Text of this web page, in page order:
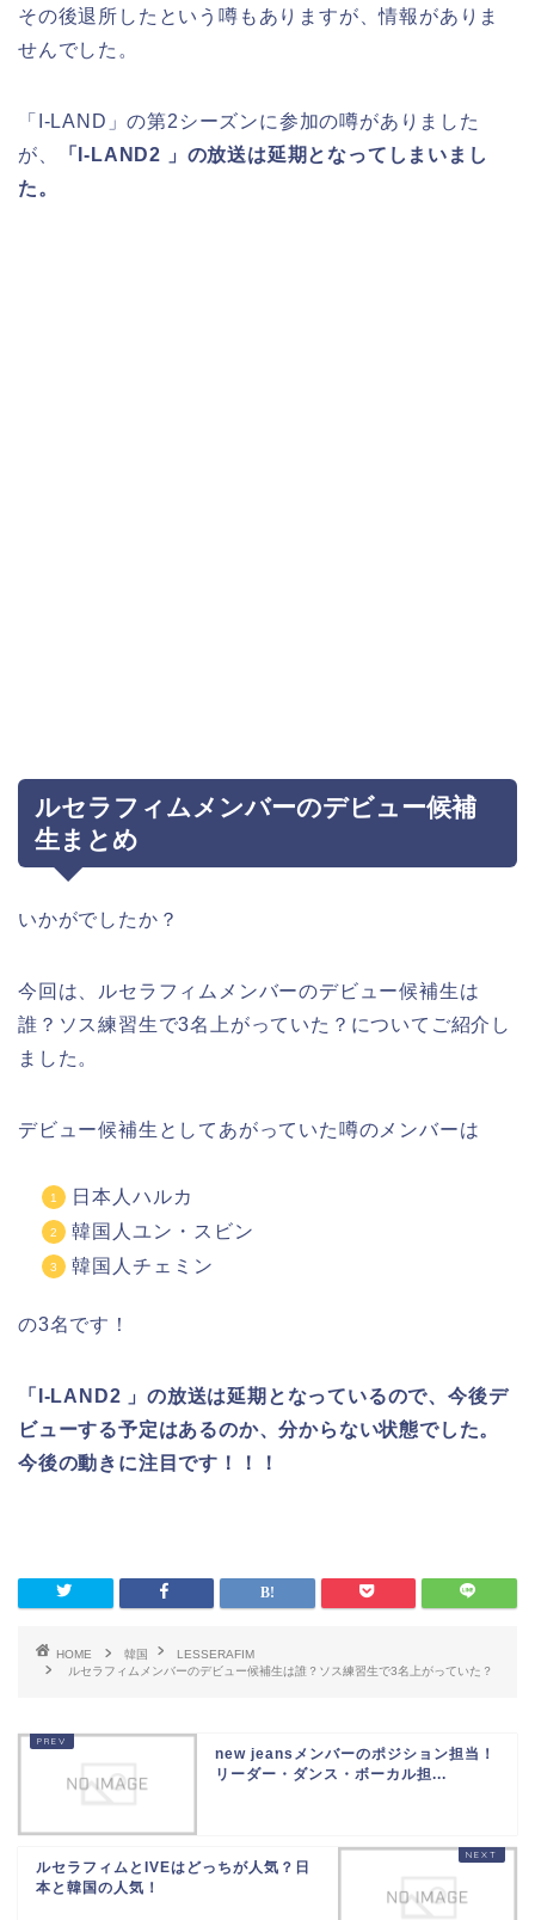
その後退所したという噂もありますが、情報がありま
せんでした。
「I-LAND」の第2シーズンに参加の噂がありました
が、
「I-LAND2 」の放送は延期となってしまいまし
た。
ルセラフィムメンバーのデビュー候補
生まとめ
いかがでしたか？
今回は、ルセラフィムメンバーのデビュー候補生は
誰？ソス練習生で3名上がっていた？についてご紹介し
ました。
デビュー候補生としてあがっていた噂のメンバーは
日本人ハルカ
韓国人ユン・スビン
韓国人チェミン
の3名です！
「I-LAND2 」の放送は延期となっているので、今後デ
ビューする予定はあるのか、分からない状態でした。
今後の動きに注目です！！！
HOME 韓国
LESSERAFIM
ルセラフィムメンバーのデビュー候補生は誰？ソス練習生で3名上がっていた？
new jeansメンバーのポジション担当！
リーダー・ダンス・ボーカル担...
ルセラフィムとIVEはどっちが人気？日
本と韓国の人気！